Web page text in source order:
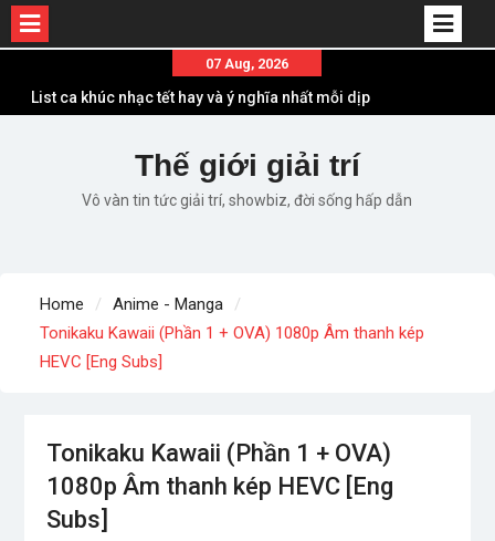
content
07 Aug, 2026
List ca khúc nhạc tết hay và ý nghĩa nhất mỗi dịp
Em ơi lên phố – Minh Vương: Màn comeback
“ngoạn mục” với triệu view
Những ca khúc nhạc xuân “sặc mùi” quảng cáo
Lời bài hát Chúng Ta của Hiện Tại – Sơn Tùng M-
TP – Full lyrics bản chuẩn
Thế giới giải trí
Vô vàn tin tức giải trí, showbiz, đời sống hấp dẫn
Home
Anime - Manga
Tonikaku Kawaii (Phần 1 + OVA) 1080p Âm thanh kép
HEVC [Eng Subs]
Tonikaku Kawaii (Phần 1 + OVA)
1080p Âm thanh kép HEVC [Eng
Subs]